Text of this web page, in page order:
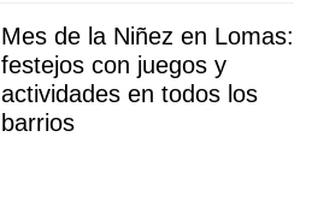
Mes de la Niñez en Lomas:
festejos con juegos y
actividades en todos los
barrios